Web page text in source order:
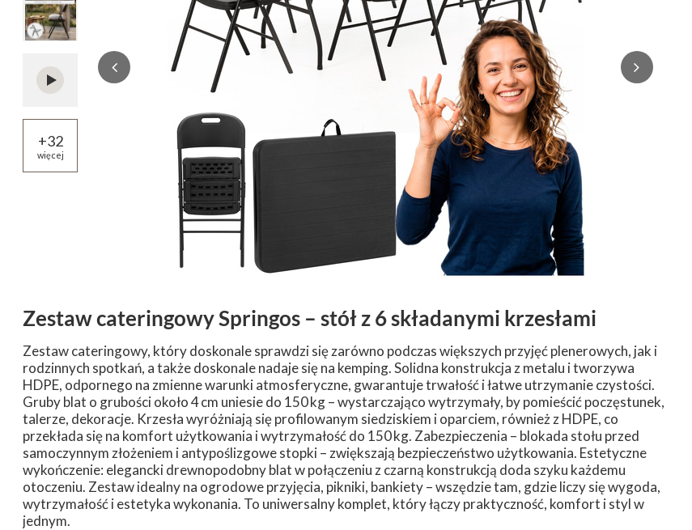
+32
więcej
Zestaw cateringowy Springos – stół z 6 składanymi krzesłami
Zestaw cateringowy, który doskonale sprawdzi się zarówno podczas większych przyjęć plenerowych, jak i
rodzinnych spotkań, a także doskonale nadaje się na kemping. Solidna konstrukcja z metalu i tworzywa
HDPE, odpornego na zmienne warunki atmosferyczne, gwarantuje trwałość i łatwe utrzymanie czystości.
Gruby blat o grubości około 4 cm uniesie do 150 kg – wystarczająco wytrzymały, by pomieścić poczęstunek,
talerze, dekoracje. Krzesła wyróżniają się profilowanym siedziskiem i oparciem, również z HDPE, co
przekłada się na komfort użytkowania i wytrzymałość do 150 kg. Zabezpieczenia – blokada stołu przed
samoczynnym złożeniem i antypoślizgowe stopki – zwiększają bezpieczeństwo użytkowania. Estetyczne
wykończenie: elegancki drewnopodobny blat w połączeniu z czarną konstrukcją doda szyku każdemu
otoczeniu. Zestaw idealny na ogrodowe przyjęcia, pikniki, bankiety – wszędzie tam, gdzie liczy się wygoda,
wytrzymałość i estetyka wykonania. To uniwersalny komplet, który łączy praktyczność, komfort i styl w
jednym.